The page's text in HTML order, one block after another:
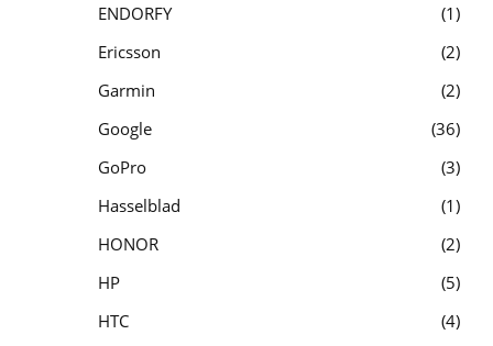
ENDORFY
1
Ericsson
2
Garmin
2
Google
36
GoPro
3
Hasselblad
1
HONOR
2
HP
5
HTC
4